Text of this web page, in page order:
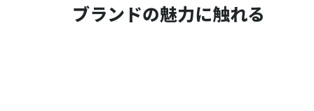
ブランドの魅力に触れる